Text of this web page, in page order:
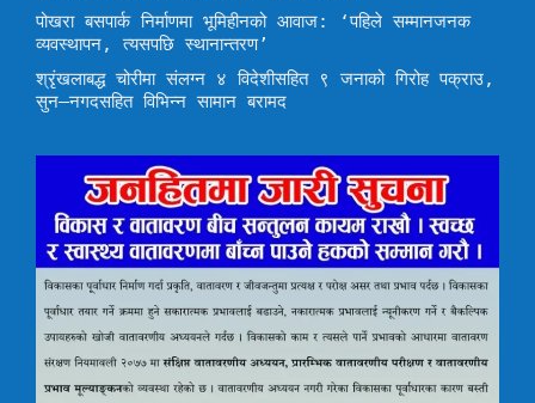
पोखरा बसपार्क निर्माणमा भूमिहीनको आवाज: ‘पहिले सम्मानजनक
व्यवस्थापन, त्यसपछि स्थानान्तरण’
श्रृंखलाबद्ध चोरीमा संलग्न ४ विदेशीसहित ९ जनाको गिरोह पक्राउ,
सुन–नगदसहित विभिन्न सामान बरामद